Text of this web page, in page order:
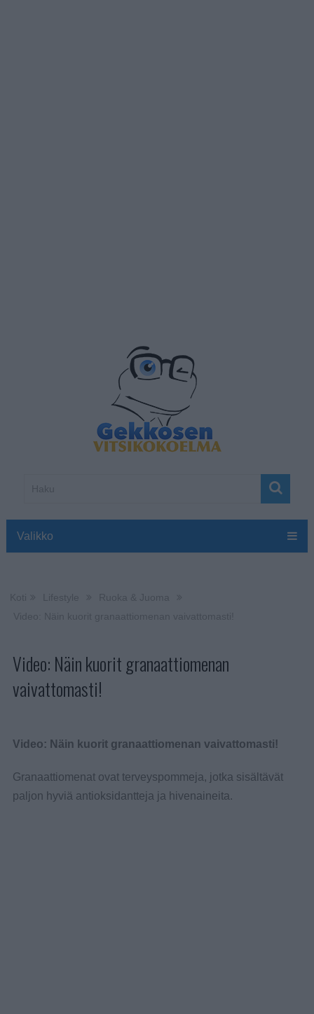
Valikko
Video: Näin kuorit granaattiomenan
vaivattomasti!
Video: Näin kuorit granaattiomenan vaivattomasti!
Granaattiomenat ovat terveyspommeja, jotka sisältävät
paljon hyviä antioksidantteja ja hivenaineita.